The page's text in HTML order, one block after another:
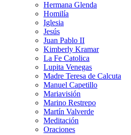
Hermana Glenda
Homilía
Iglesia
Jesús
Juan Pablo II
Kimberly Kramar
La Fe Catolica
Lupita Venegas
Madre Teresa de Calcuta
Manuel Capetillo
Mariavisión
Marino Restrepo
Martín Valverde
Meditación
Oraciones